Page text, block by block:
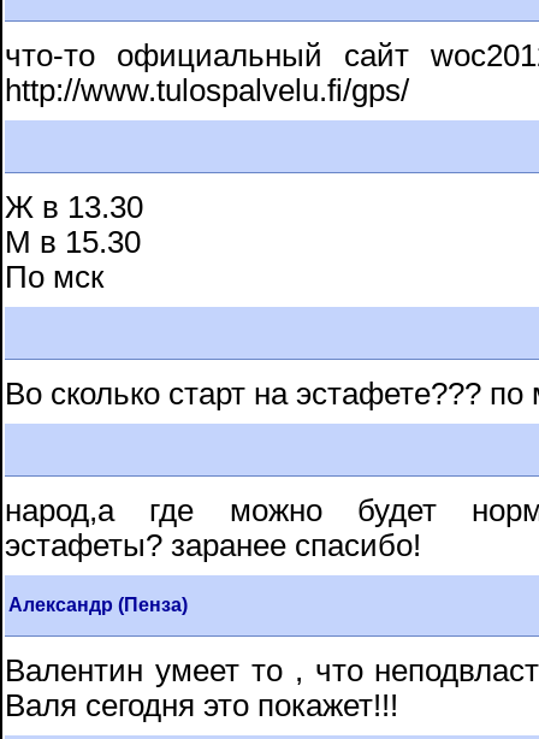
что-то официальный сайт
http://www.tulospalvelu.fi/gps/
Ж в 13.30
М в 15.30
По мск
Во сколько старт на эстафете??? по
народ,а где можно будет
эстафеты? заранее спасибо!
Александр (Пенза)
Валентин умеет то , что
Валя сегодня это покажет!!!